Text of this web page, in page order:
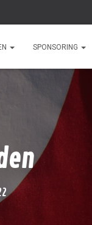
SPONSORING